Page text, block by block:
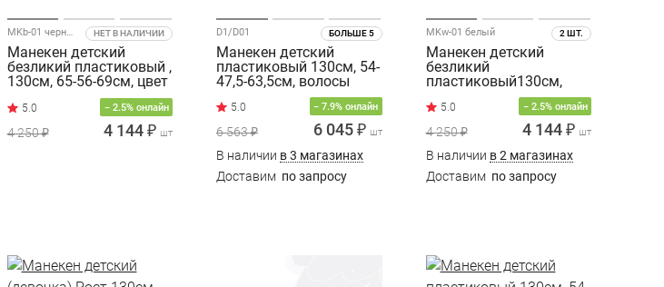
НЕТ В НАЛИЧИИ
MKb-01 черный
Манекен детский
безликий пластиковый ,
130см, 65-56-69см, цвет
− 2.5% онлайн
4 250 ₽ 4 144 ₽ шт
БОЛЬШЕ 5
D1/D01
Манекен детский
пластиковый 130см, 54-
47,5-63,5см, волосы
скульптурные,
короткие, цвет русый
− 7.9% онлайн
6 563 ₽ 6 045 ₽ шт
В наличии в 3 магазинах
Доставим по запросу
2 ШТ.
MKw-01 белый
Манекен детский
безликий
пластиковый130см,
65х56х69см, цвет
белый, MKW-01 белый
− 2.5% онлайн
4 250 ₽ 4 144 ₽ шт
В наличии в 2 магазинах
Доставим по запросу